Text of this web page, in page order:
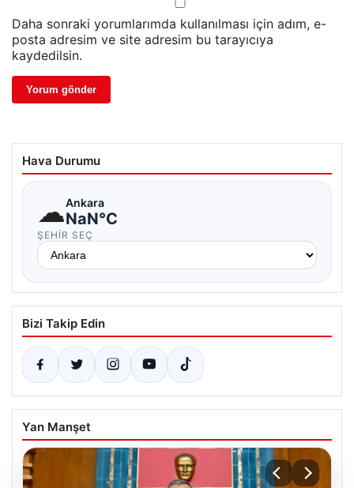
Daha sonraki yorumlarımda kullanılması için adım, e-
posta adresim ve site adresim bu tarayıcıya
kaydedilsin.
Hava Durumu
☁Ankara
NaN°C
ŞEHIR SEÇ
Bizi Takip Edin
Yan Manşet